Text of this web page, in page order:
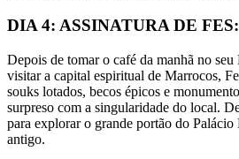
DIA 4: ASSINATURA DE FES:
Depois de tomar o café da manhã no seu
visitar a capital espiritual de Marrocos,
souks lotados, becos épicos e
surpreso com a singularidade do local.
para explorar o grande portão do Palácio
antigo.